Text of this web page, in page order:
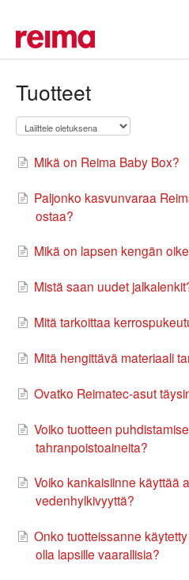
Tuotteet
Mikä on Reima Baby Box?
Paljonko kasvunvaraa
ostaa?
Mikä on lapsen kengän
Mistä saan uudet
Mitä tarkoittaa
Mitä hengittävä materiaali
Ovatko Reimatec-asut
Voiko tuotteen
tahranpoistoaineita?
Voiko kankaisiinne käyttää
vedenhylkivyyttä?
Onko tuotteissanne
olla lapsille vaarallisia?